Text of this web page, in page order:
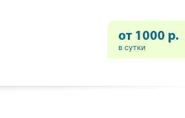
от 1000 р.
в сутки